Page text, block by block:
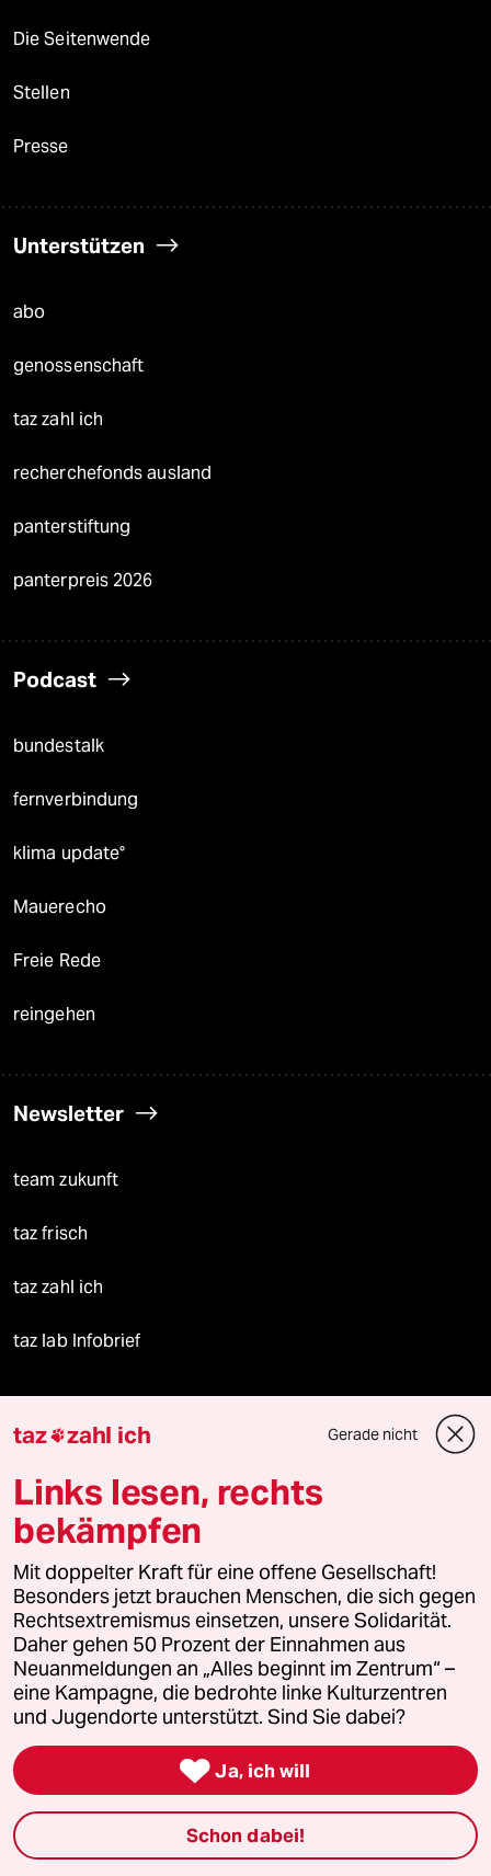
Die Seitenwende
Stellen
Presse
Unterstützen
abo
genossenschaft
taz zahl ich
recherchefonds ausland
panterstiftung
panterpreis 2026
Podcast
bundestalk
fernverbindung
klima update°
Mauerecho
Freie Rede
reingehen
Newsletter
team zukunft
taz frisch
taz zahl ich
taz lab Infobrief
Veranstaltungen
Demnächst
Vor Ort
Live im Stream
Vergangene
taz lab 2027
Mehr taz Lesestoff
taz zahl ich Gerade nicht
Links lesen, rechts
bekämpfen
Mit doppelter Kraft für eine offene Gesellschaft!
Besonders jetzt brauchen Menschen, die sich gegen
Rechtsextremismus einsetzen, unsere Solidarität.
Daher gehen 50 Prozent der Einnahmen aus
Neuanmeldungen an „Alles beginnt im Zentrum“ –
eine Kampagne, die bedrohte linke Kulturzentren
und Jugendorte unterstützt. Sind Sie dabei?
 Ja, ich will
Schon dabei!